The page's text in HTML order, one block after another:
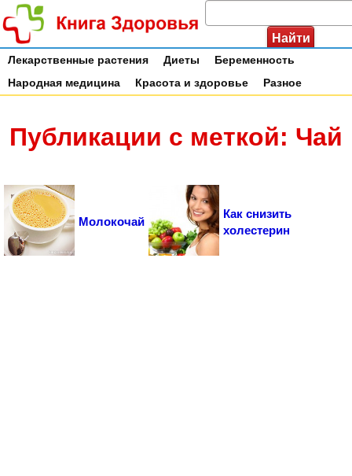
Лекарственные растения Диеты
Беременность
Народная медицина
Красота и здоровье Разное
Публикации с меткой: Чай
Молокочай
Как снизить
холестерин